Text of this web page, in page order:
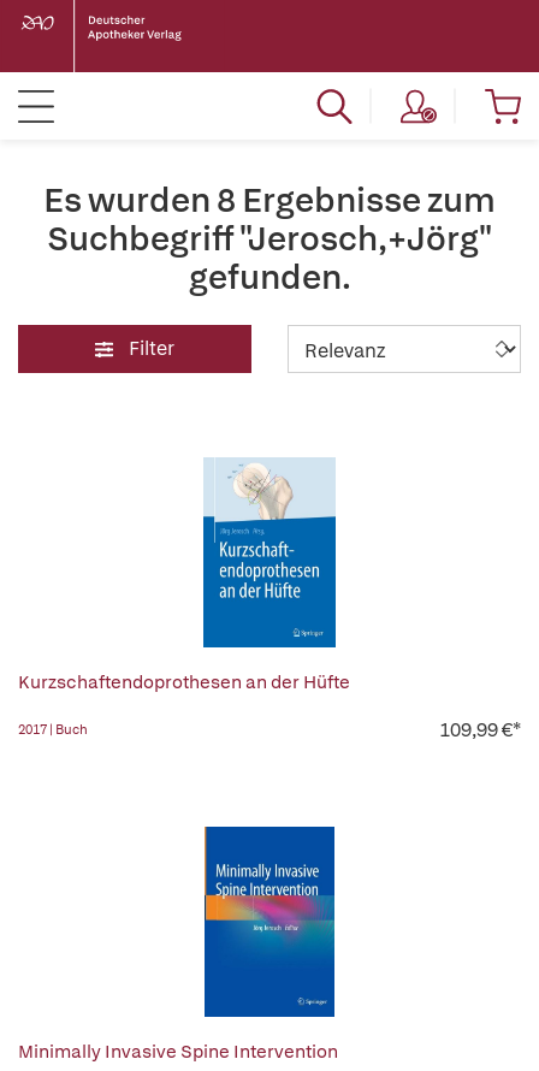
Es wurden 8 Ergebnisse zum
Suchbegriff "Jerosch,+Jörg"
gefunden.
Filter
Kurzschaftendoprothesen an der Hüfte
2017 | Buch 109,99 €*
Minimally Invasive Spine Intervention